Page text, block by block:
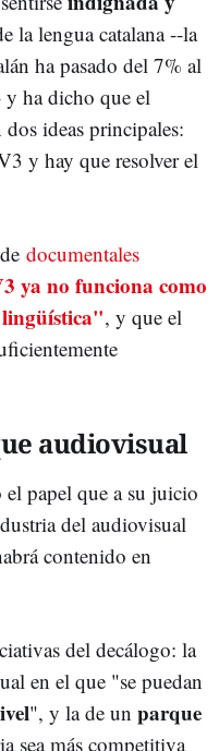
la lengua catalana --la
ha pasado del 7% al
y ha dicho que el
dos ideas principales:
y hay que resolver el
documentales
ya no funciona como
, y que el
audiovisual
papel que a su juicio
del audiovisual
contenido en
del decálogo: la
en el que "se puedan
", y la de un parque
sea más competitiva